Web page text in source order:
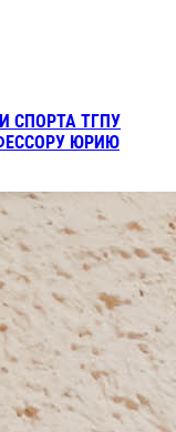
СПОРТА ТГПУ
ЮРИЮ